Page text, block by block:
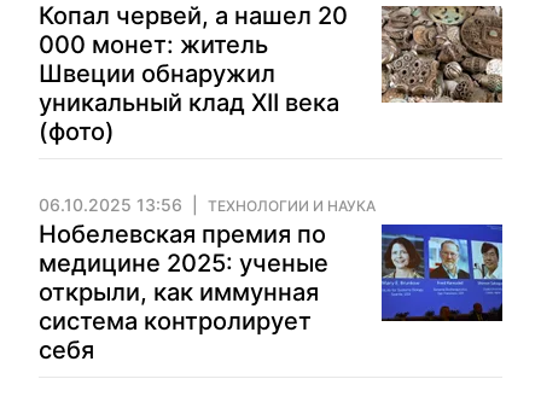
Копал червей, а нашел 20
000 монет: житель
Швеции обнаружил
уникальный клад ХІІ века
(фото)
06.10.2025 13:56 ТЕХНОЛОГИИ И НАУКА
Нобелевская премия по
медицине 2025: ученые
открыли, как иммунная
система контролирует
себя